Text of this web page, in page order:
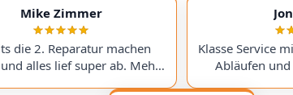
Mike Zimmer
die 2. Reparatur machen
alles lief super ab. Mehr
Klasse Service
Abläufen